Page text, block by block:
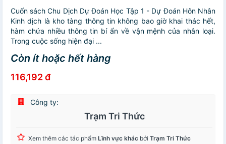
Cuốn sách Chu Dịch Dự Đoán Học Tập 1 - Dự Đoán Hôn Nhân
Kinh dịch là kho tàng thông tin không bao giờ khai thác hết,
hàm chứa nhiều thông tin bí ẩn về vận mệnh của nhân loại.
Trong cuộc sống hiện đại ...
Còn ít hoặc hết hàng
116,192 đ
Công ty:
Trạm Tri Thức
Xem thêm các tác phẩm Lĩnh vực khác bởi Trạm Tri Thức